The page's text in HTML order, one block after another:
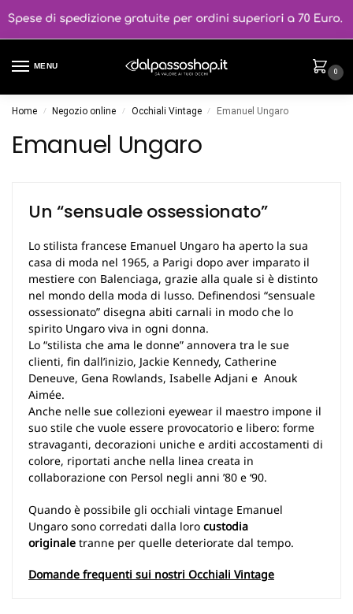
MENU
0
Home / Negozio online / Occhiali Vintage / Emanuel Ungaro
Emanuel Ungaro
Un “sensuale ossessionato”
Lo stilista francese Emanuel Ungaro ha aperto la sua
casa di moda nel 1965, a Parigi dopo aver imparato il
mestiere con Balenciaga, grazie alla quale si è distinto
nel mondo della moda di lusso. Definendosi “sensuale
ossessionato” disegna abiti carnali in modo che lo
spirito Ungaro viva in ogni donna.
Lo “stilista che ama le donne” annovera tra le sue
clienti, fin dall’inizio, Jackie Kennedy, Catherine
Deneuve, Gena Rowlands, Isabelle Adjani e Anouk
Aimée.
Anche nelle sue collezioni eyewear il maestro impone il
suo stile che vuole essere provocatorio e libero: forme
stravaganti, decorazioni uniche e arditi accostamenti di
colore, riportati anche nella linea creata in
collaborazione con Persol negli anni ’80 e ‘90.
Quando è possibile gli occhiali vintage Emanuel
Ungaro sono corredati dalla loro custodia
originale tranne per quelle deteriorate dal tempo.
Domande frequenti sui nostri Occhiali Vintage